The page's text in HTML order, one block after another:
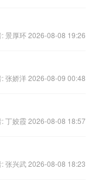
: 景厚环 2026-08-08 19:26
: 张娇洋 2026-08-09 00:48
: 丁姣霞 2026-08-08 18:57
: 张兴武 2026-08-08 18:23